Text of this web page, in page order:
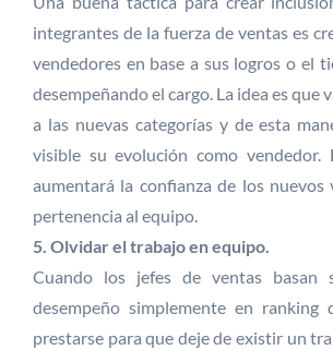
integrantes de la fuerza de ventas es
vendedores en base a sus logros o el
desempeñando el cargo. La idea es que
a las nuevas categorías y de esta
visible su evolución como vendedor.
aumentará la confianza de los nuevos
pertenencia al equipo.
5. Olvidar el trabajo en equipo.
Cuando los jefes de ventas basan
desempeño simplemente en ranking
prestarse para que deje de existir un